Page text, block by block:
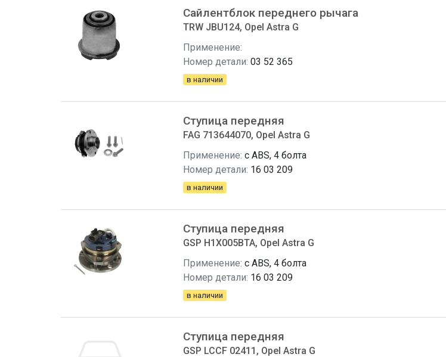
Сайлентблок переднего рычага
TRW JBU124, Opel Astra G
Применение:
Номер детали: 03 52 365
в наличии
Ступица передняя
FAG 713644070, Opel Astra G
Применение: с ABS, 4 болта
Номер детали: 16 03 209
в наличии
Ступица передняя
GSP H1X005BTA, Opel Astra G
Применение: с ABS, 4 болта
Номер детали: 16 03 209
в наличии
Ступица передняя
GSP LCCF 02411, Opel Astra G